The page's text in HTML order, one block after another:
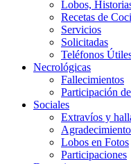
Lobos,
Recetas de
Servicios
Solicitadas
Teléfonos
Necrológicas
Fallecimientos
Participación
Sociales
Extravíos y
Lobos en Fotos
Participaciones